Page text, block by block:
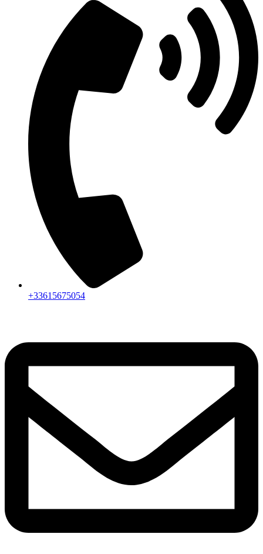
+33615675054